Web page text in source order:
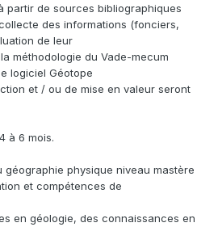
partir de sources bibliographiques
des informations (fonciers,
de leur
méthodologie du Vade-mecum
logiciel Géotope
et / ou de mise en valeur seront
à 6 mois.
géographie physique niveau mastère
et compétences de
en géologie, des connaissances en